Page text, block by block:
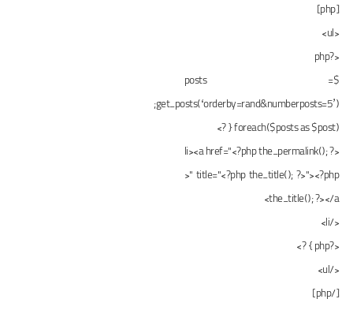
[php]
<ul>
<?php
$posts =
get_posts(‘orderby=rand&numberposts=5’);
foreach($posts as $post) { ?>
<li><a href="<?php the_permalink(); ?
>" title="<?php the_title(); ?>"><?php
the_title(); ?></a>
</li>
<?php } ?>
</ul>
[/php]